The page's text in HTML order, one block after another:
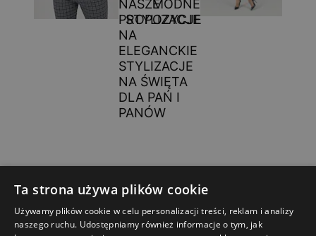
NASZE
PROPOZYCJE
NA
ELEGANCKIE
STYLIZACJE
NA ŚWIĘTA
DLA PAŃ I
PANÓW
MODNE
STYLIZACJE
Ta strona używa plików cookie
Używamy plików cookie w celu personalizacji treści, reklam i analizy
naszego ruchu. Udostępniamy również informacje o tym, jak